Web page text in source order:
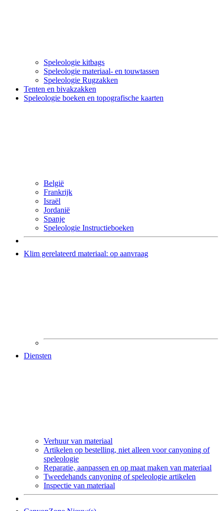
Speleologie kitbags
Speleologie materiaal- en touwtassen
Speleologie Rugzakken
Tenten en bivakzakken
Speleologie boeken en topografische kaarten
België
Frankrijk
Israël
Jordanië
Spanje
Speleologie Instructieboeken
Klim gerelateerd materiaal: op aanvraag
Diensten
Verhuur van materiaal
Artikelen op bestelling, niet alleen voor canyoning of
speleologie
Reparatie, aanpassen en op maat maken van materiaal
Tweedehands canyoning of speleologie artikelen
Inspectie van materiaal